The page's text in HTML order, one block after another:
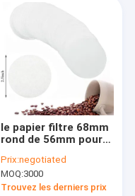
le papier filtre 68mm
rond de 56mm pour
brassent le fabricant
de café
Prix:negotiated
MOQ:3000
Trouvez les derniers prix